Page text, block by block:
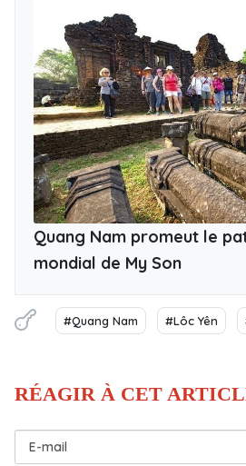
Quang Nam promeut le
mondial de My Son
#Quang Nam #Lôc Yên